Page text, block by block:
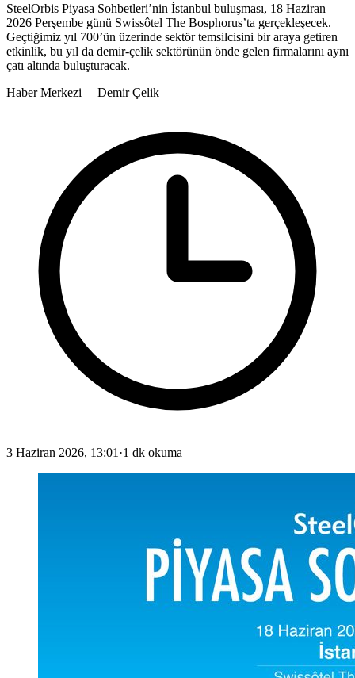
SteelOrbis Piyasa Sohbetleri’nin İstanbul buluşması, 18 Haziran
2026 Perşembe günü Swissôtel The Bosphorus’ta gerçekleşecek.
Geçtiğimiz yıl 700’ün üzerinde sektör temsilcisini bir araya getiren
etkinlik, bu yıl da demir-çelik sektörünün önde gelen firmalarını aynı
çatı altında buluşturacak.
Haber Merkezi— Demir Çelik
3 Haziran 2026, 13:01 ·1 dk okuma